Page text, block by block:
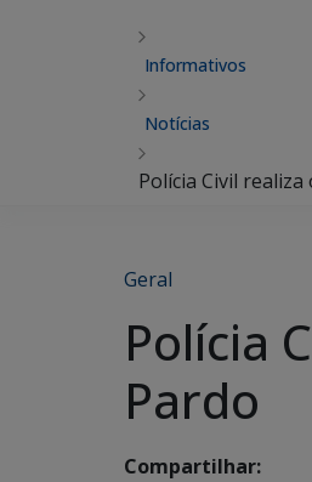
Informativos
Notícias
Polícia Civil realiza
Geral
Polícia
Pardo
Compartilhar: